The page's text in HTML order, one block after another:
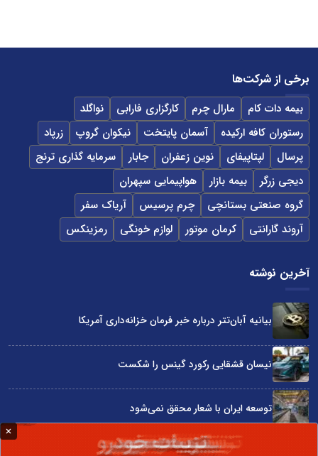
برخی از شرکت‌ها
بیمه دات کام مارال چرم کارگزاری فارابی
نواگلد
رستوران کافه ارکیده
آسمان پایتخت نیکوان گروپ
زرپاد
پرسال
لپتاپیفای نوین زعفران جابار
سرمایه گذاری ترنج
دیجی زرگر
بیمه بازار
هواپیمایی سپهران
گروه صنعتی بستانچی
چرم پرسیس
آریاک سفر
آروند گارانتی
کرمان موتور لوازم خونگی رمزینکس
آخرین نوشته
بیانیه آبان‌تتر درباره خبر فرمان خزانه‌داری آمریکا
نیسان قشقایی رکورد گینس را شکست
توسعه ایران با شعار محقق نمی‌شود
آراد چوب با گارانتی بی‌قید و شرط در نمایشگاه صنعت مبلمان